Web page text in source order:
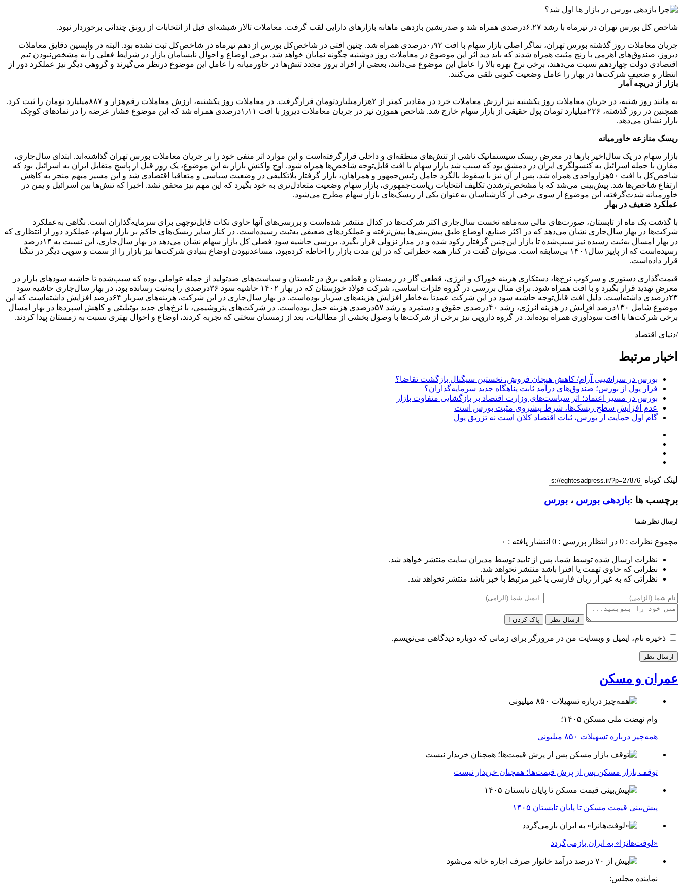
شاخص کل بورس تهران در تیرماه با رشد ۶.۲۷درصدی همراه شد و صدرنشین بازدهی ماهانه بازارهای دارایی لقب گرفت. معاملات تالار شیشه‌ای قبل از انتخابات از رونق چندانی برخوردار نبود.
جریان معاملات روز گذشته بورس تهران، نماگر اصلی بازار سهام با افت ۰٫۹۲‌درصدی همراه شد. چنین افتی در شاخص‌کل بورس از دهم تیرماه در شاخص‌کل ثبت نشده بود. البته در واپسین دقایق معاملات
دیروز، صندوق‌های اهرمی با رنج مثبت همراه شدند که باید دید اثر این موضوع در معاملات روز دوشنبه چگونه نمایان خواهد شد. برخی اوضاع و احوال نابسامان بازار در شرایط فعلی را به مشخص‌‌‌‌نبودن تیم
اقتصادی دولت چهاردهم نسبت می‌دهند، برخی نرخ بهره بالا را عامل این موضوع می‌دانند، بعضی از افراد بروز مجدد تنش‌ها در خاورمیانه را عامل این موضوع درنظر می‌گیرند و گروهی دیگر نیز عملکرد دور از
انتظار و ضعیف شرکت‌ها در بهار را عامل وضعیت کنونی تلقی می‌کنند.
بازار از دریچه‌‌‌‌ آمار
به مانند روز شنبه، در جریان معاملات روز یکشنبه نیز ارزش معاملات خرد در مقادیر کمتر از ۲‌هزار‌میلیارد‌تومان قرارگرفت. در معاملات روز یکشنبه، ارزش معاملات رقم‌هزار و ۸۸۷‌میلیارد ‌تومان را ثبت کرد.
همچنین در روز گذشته، ۲۲۶‌میلیارد ‌تومان پول حقیقی از بازار سهام خارج شد. شاخص هموزن نیز در جریان معاملات دیروز با افت ۱٫۱۱‌درصدی همراه شد که این موضوع فشار عرضه را در نمادهای کوچک
بازار نشان می‌دهد.
ریسک منازعه خاورمیانه
بازار سهام در یک سال‌اخیر بارها در معرض ریسک سیستماتیک ناشی از تنش‌های منطقه‌ای و داخلی قرارگرفته‌است و این موارد اثر منفی خود را بر جریان معاملات بورس تهران گذاشته‌اند. ابتدای سال‌جاری،
مقارن با حمله اسرائیل به کنسولگری ایران در دمشق بود که سبب شد بازار سهام با افت قابل‌توجه شاخص‌ها همراه شود. اوج واکنش بازار به این موضوع، یک روز قبل از پاسخ متقابل ایران به اسرائیل بود که
شاخص‌کل با افت ۵۰‌هزار‌واحدی همراه شد، پس از آن نیز با سقوط بالگرد حامل رئیس‌جمهور و همراهان، بازار گرفتار بلاتکلیفی در وضعیت سیاسی و متعاقبا اقتصادی شد و این مسیر مبهم منجر به کاهش
ارتفاع شاخص‌ها شد. پیش‌بینی می‌شد که با مشخص‌‌‌‌تر‌شدن تکلیف انتخابات ریاست‌جمهوری، بازار سهام وضعیت متعادل‌‌‌‌تری به خود بگیرد که این مهم نیز محقق نشد. اخیرا که تنش‌ها بین اسرائیل و یمن در
خاورمیانه شدت‌گرفته، این موضوع از سوی برخی از کارشناسان به‌عنوان یکی از ریسک‌های بازار سهام مطرح می‌شود.
عملکرد ضعیف در بهار
با گذشت یک ماه از تابستان، صورت‌های مالی سه‌ماهه نخست سال‌جاری اکثر شرکت‌ها در کدال منتشر شده‌است و بررسی‌‌‌‌های آنها حاوی نکات قابل‌توجهی برای سرمایه‌گذاران است. نگاهی به‌عملکرد
شرکت‌ها در بهار سال‌جاری نشان می‌دهد که در اکثر صنایع، اوضاع طبق پیش‌بینی‌‌‌‌ها پیش‌نرفته و عملکرد‌‌‌‌های ضعیفی به‌ثبت رسیده‌است. در کنار سایر ریسک‌های حاکم بر بازار سهام، عملکرد دور از انتظاری که
در بهار امسال به‌ثبت رسیده نیز سبب‌شده تا بازار این‌چنین گرفتار رکود شده و در مدار نزولی قرار بگیرد. بررسی حاشیه سود فصلی کل بازار سهام نشان می‌دهد در بهار سال‌جاری، این نسبت به ۱۴‌درصد
رسیده‌است که از پاییز سال‌۱۴۰۱ بی‌سابقه است. می‌توان گفت در کنار همه خطراتی که در این مدت بازار را احاطه کرده‌بود، مساعدنبودن اوضاع بنیادی شرکت‌ها نیز بازار را از سمت و سویی دیگر در تنگنا
قرار داده‌است.
قیمت‌گذاری دستوری و سرکوب نرخ‌ها، دستکاری هزینه خوراک و انرژی، قطعی گاز در زمستان و قطعی برق در تابستان و سیاست‌های ضد‌تولید از جمله عواملی بوده که سبب‌شده تا حاشیه سودهای بازار در
معرض تهدید قرار بگیرد و با افت همراه شود. برای مثال بررسی در گروه فلزات اساسی، شرکت فولاد خوزستان که در بهار ۱۴۰۲‌ حاشیه سود ۳۶‌درصدی را به‌ثبت رسانده بود، در بهار سال‌جاری حاشیه سود
۲۳‌درصدی داشته‌است. دلیل افت قابل‌‌‌‌توجه حاشیه سود در این شرکت عمدتا به‌خاطر افزایش هزینه‌های سربار بوده‌است. در بهار سال‌جاری در این شرکت، هزینه‌های سربار ۶۴‌درصد افزایش داشته‌است که این
موضوع شامل ۱۳۰‌درصد افزایش در هزینه انرژی، رشد ۴۰‌درصدی حقوق و دستمزد و رشد ۵۷‌درصدی هزینه حمل بوده‌است. در شرکت‌های پتروشیمی، با نرخ‌های جدید یوتیلیتی و کاهش اسپردها در بهار امسال
برخی شرکت‌ها با افت سودآوری همراه بوده‌اند. در گروه دارویی نیز برخی از شرکت‌ها با وصول بخشی از مطالبات، بعد از زمستان سختی که تجربه کردند، اوضاع و احوال بهتری نسبت به زمستان پیدا کردند.
/دنیای اقتصاد
اخبار مرتبط
بورس در سراشیبی آرام/ کاهش هیجان فروش، نخستین سیگنال بازگشت تقاضا؟
فرار پول از بورس؛ صندوق‌های درآمد ثابت پناهگاه جدید سرمایه‌گذاران؟
بورس در مسیر اعتماد؛ اثر سیاست‌های وزارت اقتصاد بر بازگشایی متفاوت بازار
عدم افزایش سطح ریسک‌ها، شرط پیشروی مثبت بورس است
گام اول حمایت از بورس، ثبات اقتصاد کلان است نه تزریق پول
لینک کوتاه
برچسب ها :بازدهی بورس ، بورس
ارسال نظر شما
مجموع نظرات : 0 در انتظار بررسی : 0 انتشار یافته : ۰
نظرات ارسال شده توسط شما، پس از تایید توسط مدیران سایت منتشر خواهد شد.
نظراتی که حاوی تهمت یا افترا باشد منتشر نخواهد شد.
نظراتی که به غیر از زبان فارسی یا غیر مرتبط با خبر باشد منتشر نخواهد شد.
ارسال نظر پاک کردن !
ذخیره نام، ایمیل و وبسایت من در مرورگر برای زمانی که دوباره دیدگاهی می‌نویسم.
عمران و مسکن
وام نهضت ملی مسکن ۱۴۰۵؛
همه‌چیز درباره تسهیلات ۸۵۰ میلیونی
توقف بازار مسکن پس از پرش قیمت‌ها؛ همچنان خریدار نیست
پیش‌بینی قیمت مسکن تا پایان تابستان ۱۴۰۵
«لوفت‌هانزا» به ایران بازمی‌گردد
نماینده مجلس: